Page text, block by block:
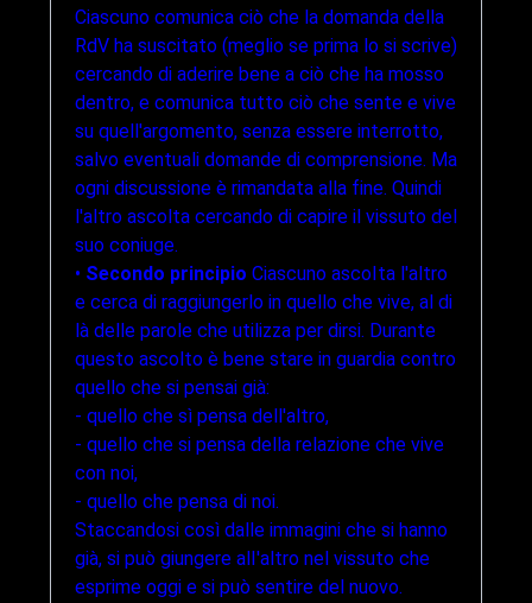
Ciascuno comunica ciò che la domanda della
RdV ha suscitato (meglio se prima lo si scrive)
cercando di aderire bene a ciò che ha mosso
dentro, e comunica tutto ciò che sente e vive
su quell'argomento, senza essere interrotto,
salvo eventuali domande di comprensione. Ma
ogni discussione è rimandata alla fine. Quindi
l'altro ascolta cercando di capire il vissuto del
suo coniuge.
• Secondo principio Ciascuno ascoIta l'altro
e cerca di raggiungerlo in quello che vive, al di
là delle parole che utilizza per dirsi. Durante
questo ascolto è bene stare in guardia contro
quello che si pensai già:
- quello che sì pensa dell'altro,
- quello che si pensa della relazione che vive
con noi,
- quello che pensa di noi.
Staccandosi così dalle immagini che si hanno
già, si può giungere alI'altro nel vissuto che
esprime oggi e si può sentire del nuovo.